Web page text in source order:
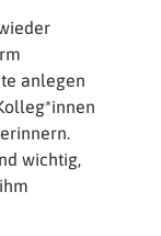
anlegen
wichtig,